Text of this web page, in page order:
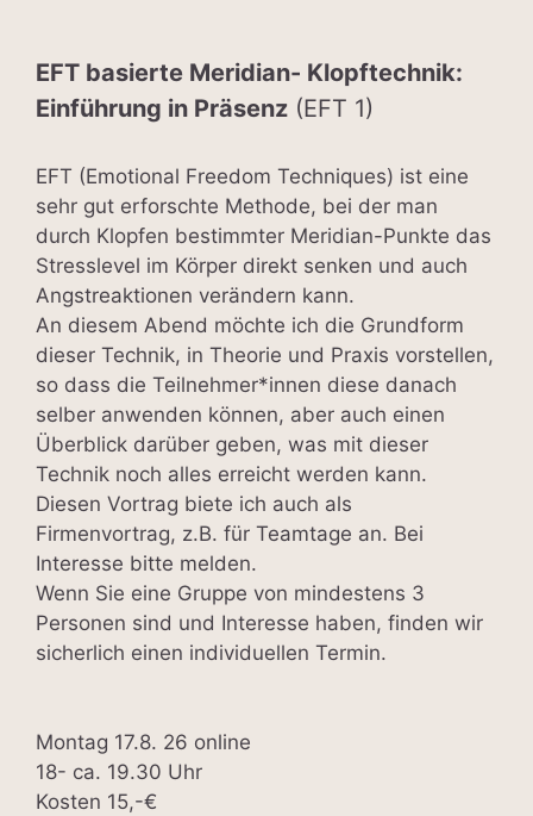
EFT basierte Meridian- Klopftechnik:
Einführung in Präsenz (EFT 1)
EFT (Emotional Freedom Techniques) ist eine
sehr gut erforschte Methode, bei der man
durch Klopfen bestimmter Meridian-Punkte das
Stresslevel im Körper direkt senken und auch
Angstreaktionen verändern kann.
An diesem Abend möchte ich die Grundform
dieser Technik, in Theorie und Praxis vorstellen,
so dass die Teilnehmer*innen diese danach
selber anwenden können, aber auch einen
Überblick darüber geben, was mit dieser
Technik noch alles erreicht werden kann.
Diesen Vortrag biete ich auch als
Firmenvortrag, z.B. für Teamtage an. Bei
Interesse bitte melden.
Wenn Sie eine Gruppe von mindestens 3
Personen sind und Interesse haben, finden wir
sicherlich einen individuellen Termin.
Montag 17.8. 26 online
18- ca. 19.30 Uhr
Kosten 15,-€